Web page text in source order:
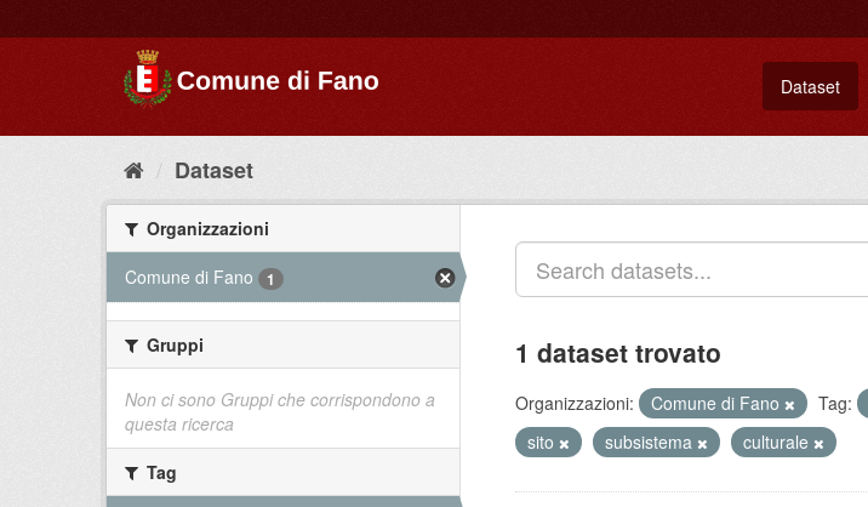
Dataset
Dataset
Organizzazioni
Comune di Fano
1
Gruppi
Non ci sono Gruppi che corrispondono a
questa ricerca
Tag
1 dataset trovato
Organizzazioni: Comune di Fano Tag:
sito
subsistema culturale